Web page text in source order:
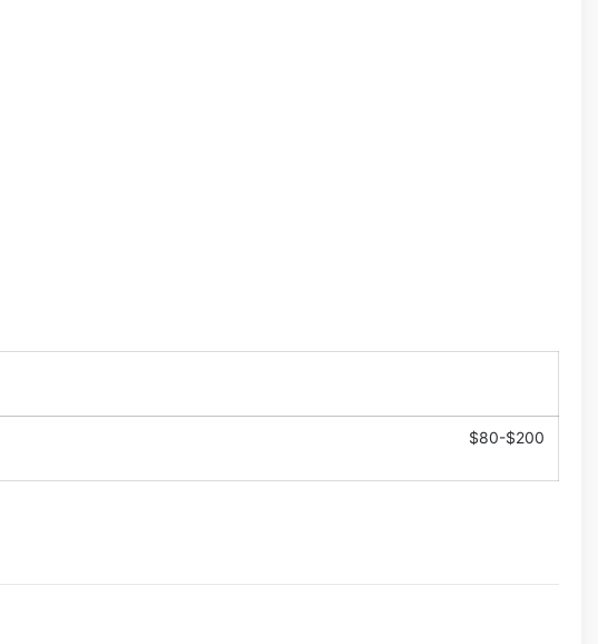
$80-$200